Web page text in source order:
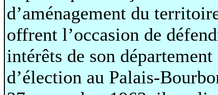
d’aménagement du
offrent l’occasion de
intérêts de son département
d’élection au Palais-